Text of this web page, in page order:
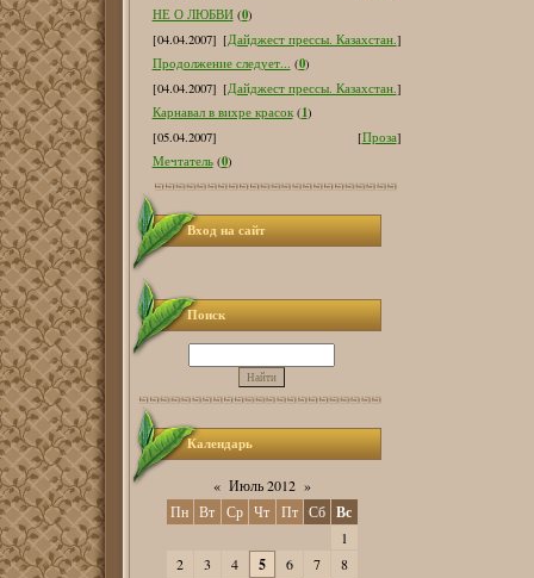
НЕ О ЛЮБВИ (0)
[04.04.2007] [Дайджест прессы. Казахстан.]
Продолжение следует... (0)
[04.04.2007] [Дайджест прессы. Казахстан.]
Карнавал в вихре красок (1)
[05.04.2007]
[Проза]
Мечтатель (0)
Вход на сайт
Поиск
Календарь
« Июль 2012 »
Пн Вт Ср Чт Пт Сб Вс
1
2
3 4 5 6 7
8